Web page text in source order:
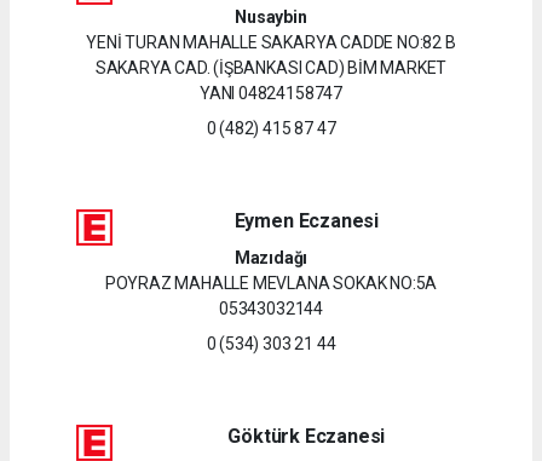
Nusaybin
YENİ TURAN MAHALLE SAKARYA CADDE NO:82 B
SAKARYA CAD. (İŞBANKASI CAD) BİM MARKET
YANI 04824158747
0 (482) 415 87 47
Eymen Eczanesi
Mazıdağı
POYRAZ MAHALLE MEVLANA SOKAK NO:5A
05343032144
0 (534) 303 21 44
Göktürk Eczanesi